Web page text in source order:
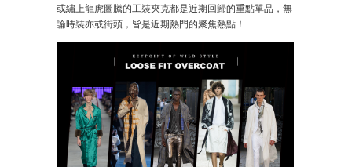
或繡上龍虎圖騰的工裝夾克都是近期回歸的重點單品，無
論時裝亦或街頭，皆是近期熱門的聚焦熱點！